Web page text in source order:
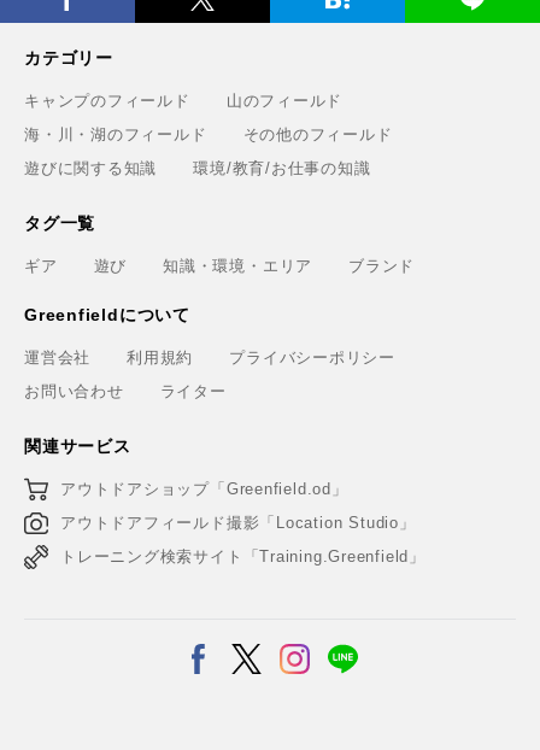
カテゴリー
キャンプのフィールド
山のフィールド
海・川・湖のフィールド
その他のフィールド
遊びに関する知識
環境/教育/お仕事の知識
タグ一覧
ギア 遊び 知識・環境・エリア ブランド
Greenfieldについて
運営会社 利用規約
プライバシーポリシー
お問い合わせ
ライター
関連サービス
アウトドアショップ「Greenfield.od」
アウトドアフィールド撮影「Location Studio」
トレーニング検索サイト「Training.Greenfield」